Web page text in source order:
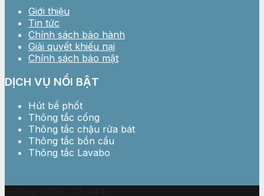
Giới thiệu
Tin tức
Chính sách bảo hành
Giải quyết khiếu nại
Chính sách bảo mật
DỊCH VỤ NỔI BẬT
Hút bể phốt
Thông tắc cống
Thông tắc chậu rửa bát
Thông tắc bồn cầu
Thông tắc Lavabo